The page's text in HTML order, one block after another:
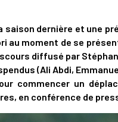
saison dernière et une
au moment de se
diffusé par
(Ali Abdi,
commencer un
en conférence de